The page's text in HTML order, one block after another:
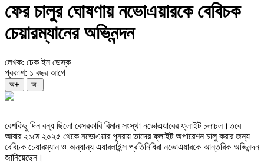
ফের চালুর ঘোষণায় নভোএয়ারকে বেবিচক
চেয়ারম্যানের অভিনন্দন
লেখক: চেক ইন ডেস্ক
প্রকাশ: ১ বছর আগে
অ+ অ-
বেশকিছু দিন বন্ধ ছিলো বেসরকারি বিমান সংস্থা নভোএয়ারের ফ্লাইট চলাচল।তবে
আবার ২১মে ২০২৫ থেকে নভোএয়ার পুনরায় তাদের ফ্লাইট অপারেশন চালু করার জন্য
বেবিচক চেয়ারম্যান ও অন্যান্য এয়ারলাইন্স প্রতিনিধিরা নভোএয়ারকে আন্তরিক অভিনন্দন
জানিয়েছেন।